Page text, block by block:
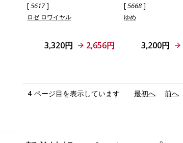
[5617]
ロゼ ロワイヤル
3,320円 2,656円
[5668]
ゆめ
3,200円
4 ページ目を表示しています 最初へ 前へ